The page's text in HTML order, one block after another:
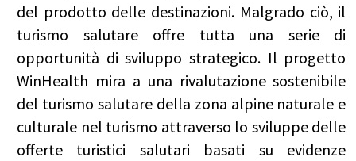
del prodotto delle destinazioni. Malgrado ciò, il
turismo salutare offre tutta una serie di
opportunità di sviluppo strategico. Il progetto
WinHealth mira a una rivalutazione sostenibile
del turismo salutare della zona alpine naturale e
culturale nel turismo attraverso lo sviluppe delle
offerte turistici salutari basati su evidenze